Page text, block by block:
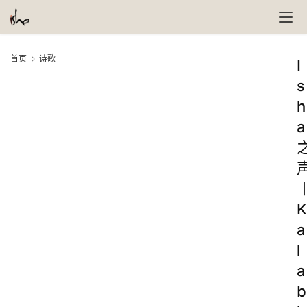
首页 诗歌
I
s
h
a
K
a
l
a
b